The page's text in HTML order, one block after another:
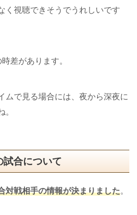
く視聴できそうでうれしいです
差があります。
ムで見る場合には、夜から深夜に
試合について
対戦相手の情報が決まりました。